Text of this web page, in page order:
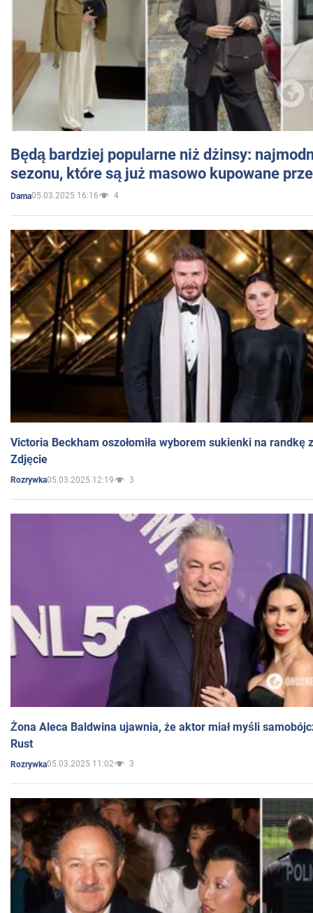
Będą bardziej popularne niż dżinsy:
sezonu, które są już masowo kupowane
Dama05.03.2025 16:16 4
Victoria Beckham oszołomiła wyborem sukienki na randkę
Zdjęcie
Rozrywka05.03.2025 12:19 3
Żona Aleca Baldwina ujawnia, że aktor miał myśli
Rust
Rozrywka05.03.2025 11:02 3